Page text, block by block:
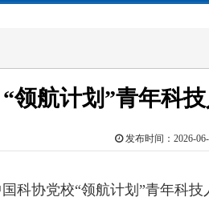
“领航计划”青年科
发布时间：
科协党校“领航计划”青年科